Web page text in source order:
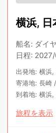
横浜, 日
船名: ダイ
日程:
出発地: 横浜,
寄港地: 長崎 /
到着地: 横浜,
旅程を表示